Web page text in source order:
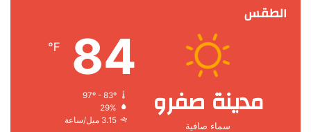
الطقس
مدينة صفرو
سماء صافية
84
℉
97º - 83º
29%
3.15 ميل/ساعة